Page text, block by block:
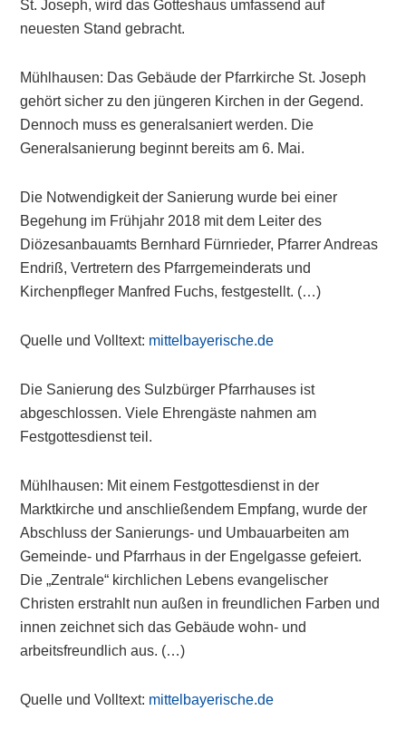
St. Joseph, wird das Gotteshaus umfassend auf
neuesten Stand gebracht.
Mühlhausen: Das Gebäude der Pfarrkirche St. Joseph
gehört sicher zu den jüngeren Kirchen in der Gegend.
Dennoch muss es generalsaniert werden. Die
Generalsanierung beginnt bereits am 6. Mai.
Die Notwendigkeit der Sanierung wurde bei einer
Begehung im Frühjahr 2018 mit dem Leiter des
Diözesanbauamts Bernhard Fürnrieder, Pfarrer Andreas
Endriß, Vertretern des Pfarrgemeinderats und
Kirchenpfleger Manfred Fuchs, festgestellt. (…)
Quelle und Volltext: mittelbayerische.de
Die Sanierung des Sulzbürger Pfarrhauses ist
abgeschlossen. Viele Ehrengäste nahmen am
Festgottesdienst teil.
Mühlhausen: Mit einem Festgottesdienst in der
Marktkirche und anschließendem Empfang, wurde der
Abschluss der Sanierungs- und Umbauarbeiten am
Gemeinde- und Pfarrhaus in der Engelgasse gefeiert.
Die „Zentrale“ kirchlichen Lebens evangelischer
Christen erstrahlt nun außen in freundlichen Farben und
innen zeichnet sich das Gebäude wohn- und
arbeitsfreundlich aus. (…)
Quelle und Volltext: mittelbayerische.de